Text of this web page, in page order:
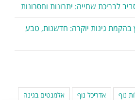
לבריכת שחייה: יתרונות וחסרונות
בהקמת גינות יוקרה: חדשנות, טבע
נוף אדריכל נוף
אלמנטים בגינה